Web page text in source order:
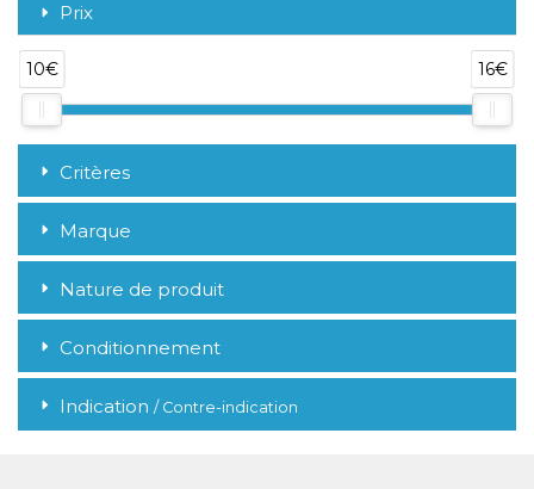
Prix
10€ 16€
Critères
Marque
Nature de produit
Conditionnement
Indication / Contre-indication